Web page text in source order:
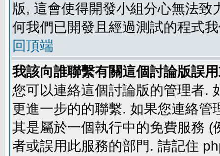
版, 這會使得開發小組分心無法
何我們已開發且經過測試的程式
回頂端
我該向誰聯繫有關這個討論版誤
您可以連絡這個討論版的管理者.
更進一步的的聯繫. 如果您連絡
其是屬於一個執行中的免費服務
者或誤用此服務的部門. 請記住